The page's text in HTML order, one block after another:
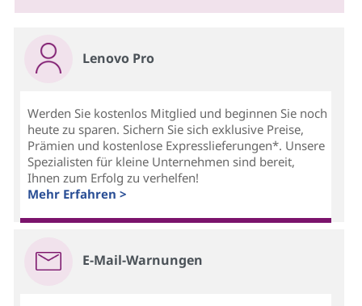
Lenovo Pro
Werden Sie kostenlos Mitglied und beginnen Sie noch
heute zu sparen. Sichern Sie sich exklusive Preise,
Prämien und kostenlose Expresslieferungen*. Unsere
Spezialisten für kleine Unternehmen sind bereit,
Ihnen zum Erfolg zu verhelfen!
Mehr Erfahren >
E-Mail-Warnungen